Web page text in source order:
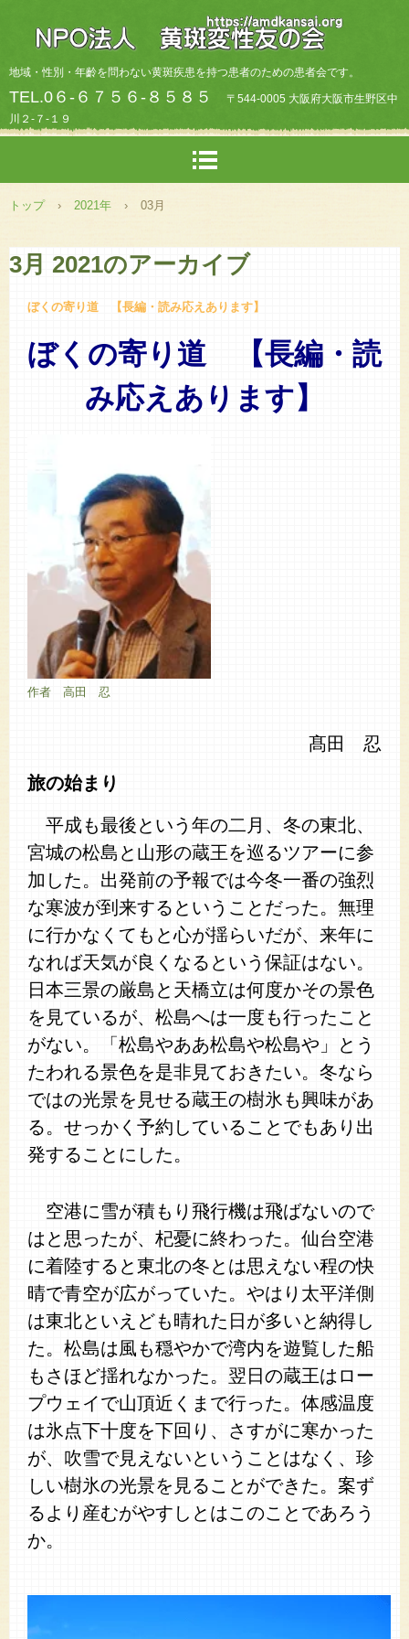
地域・性別・年齡を問わない黄斑疾患を持つ患者のための患者会です。
TEL.0６-６７５６-８５８５
〒544-0005 大阪府大阪市生野区中
川２-７-１９
トップ › 2021年 › 03月
3月 2021のアーカイブ
ぼくの寄り道 【長編・読み応えあります】
ぼくの寄り道
【長編・読
み応えあります】
作者 高田 忍
髙田 忍
旅の始まり
平成も最後という年の二月、冬の東北、
宮城の松島と山形の蔵王を巡るツアーに参
加した。出発前の予報では今冬一番の強烈
な寒波が到来するということだった。無理
に行かなくてもと心が揺らいだが、来年に
なれば天気が良くなるという保証はない。
日本三景の厳島と天橋立は何度かその景色
を見ているが、松島へは一度も行ったこと
がない。「松島やああ松島や松島や」とう
たわれる景色を是非見ておきたい。冬なら
ではの光景を見せる蔵王の樹氷も興味があ
る。せっかく予約していることでもあり出
発することにした。
空港に雪が積もり飛行機は飛ばないので
はと思ったが、杞憂に終わった。仙台空港
に着陸すると東北の冬とは思えない程の快
晴で青空が広がっていた。やはり太平洋側
は東北といえども晴れた日が多いと納得し
た。松島は風も穏やかで湾内を遊覧した船
もさほど揺れなかった。翌日の蔵王はロー
プウェイで山頂近くまで行った。体感温度
は氷点下十度を下回り、さすがに寒かった
が、吹雪で見えないということはなく、珍
しい樹氷の光景を見ることができた。案ず
るより産むがやすしとはこのことであろう
か。